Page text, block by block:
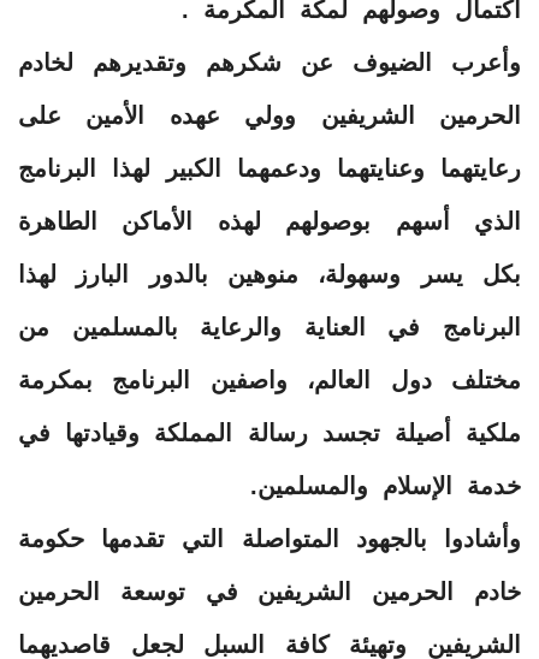
اكتمال وصولهم لمكة المكرمة .
وأعرب الضيوف عن شكرهم وتقديرهم لخادم
الحرمين الشريفين وولي عهده الأمين على
رعايتهما وعنايتهما ودعمهما الكبير لهذا البرنامج
الذي أسهم بوصولهم لهذه الأماكن الطاهرة
بكل يسر وسهولة، منوهين بالدور البارز لهذا
البرنامج في العناية والرعاية بالمسلمين من
مختلف دول العالم، واصفين البرنامج بمكرمة
ملكية أصيلة تجسد رسالة المملكة وقيادتها في
خدمة الإسلام والمسلمين.
وأشادوا بالجهود المتواصلة التي تقدمها حكومة
خادم الحرمين الشريفين في توسعة الحرمين
الشريفين وتهيئة كافة السبل لجعل قاصديهما